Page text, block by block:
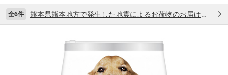
全6件 熊本県熊本地方で発生した地震によるお荷物のお届け状況について （7/28）